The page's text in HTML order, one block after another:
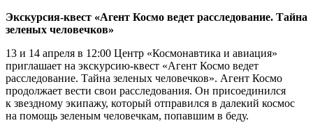
Экскурсия-квест «Агент Космо ведет расследование. Тайна
зеленых человечков»
13 и 14 апреля в 12:00 Центр «Космонавтика и авиация»
приглашает на экскурсию-квест «Агент Космо ведет
расследование. Тайна зеленых человечков». Агент Космо
продолжает вести свои расследования. Он присоединился
к звездному экипажу, который отправился в далекий космос
на помощь зеленым человечкам, попавшим в беду.